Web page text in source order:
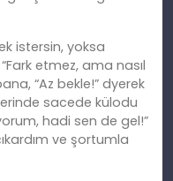
istersin, yoksa
etmez, ama nasıl
“Az bekle!” dyerek
sacede külodu
hadi sen de gel!”
ve şortumla